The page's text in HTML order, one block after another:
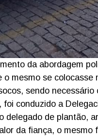
da abordagem
mesmo se colocasse
sendo
foi conduzido a
delegado de plantão,
da fiança, o mesmo